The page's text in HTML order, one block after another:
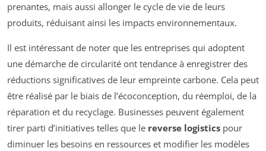
prenantes, mais aussi allonger le cycle de vie de leurs
produits, réduisant ainsi les impacts environnementaux.
Il est intéressant de noter que les entreprises qui adoptent
une démarche de circularité ont tendance à enregistrer des
réductions significatives de leur empreinte carbone. Cela peut
être réalisé par le biais de l’écoconception, du réemploi, de la
réparation et du recyclage. Businesses peuvent également
tirer parti d’initiatives telles que le reverse logistics pour
diminuer les besoins en ressources et modifier les modèles